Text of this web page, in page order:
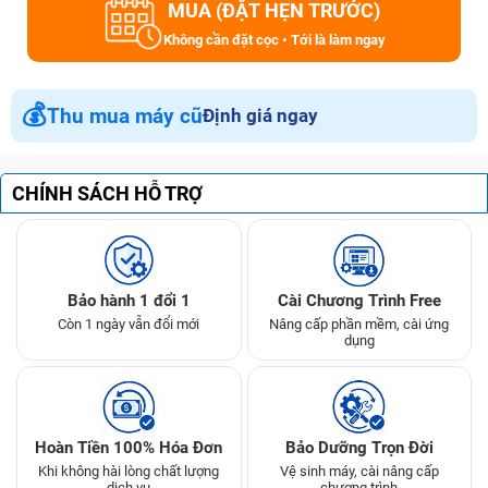
MUA (ĐẶT HẸN TRƯỚC)
Không cần đặt cọc • Tới là làm ngay
💰Thu mua máy cũĐịnh giá ngay
CHÍNH SÁCH HỖ TRỢ
Bảo hành 1 đổi 1
Còn 1 ngày vẫn đổi mới
Cài Chương Trình Free
Nâng cấp phần mềm, cài ứng
dụng
Hoàn Tiền 100% Hóa Đơn
Khi không hài lòng chất lượng
Bảo Dưỡng Trọn Đời
Vệ sinh máy, cài nâng cấp